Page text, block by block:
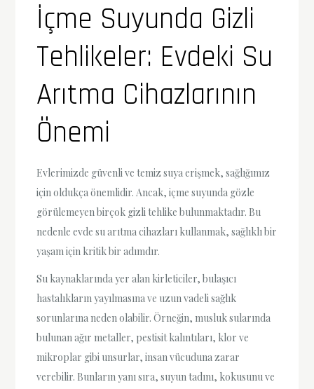
İçme Suyunda Gizli
Tehlikeler: Evdeki Su
Arıtma Cihazlarının
Önemi
Evlerimizde güvenli ve temiz suya erişmek, sağlığımız
için oldukça önemlidir. Ancak, içme suyunda gözle
görülemeyen birçok gizli tehlike bulunmaktadır. Bu
nedenle evde su arıtma cihazları kullanmak, sağlıklı bir
yaşam için kritik bir adımdır.
Su kaynaklarında yer alan kirleticiler, bulaşıcı
hastalıkların yayılmasına ve uzun vadeli sağlık
sorunlarına neden olabilir. Örneğin, musluk sularında
bulunan ağır metaller, pestisit kalıntıları, klor ve
mikroplar gibi unsurlar, insan vücuduna zarar
verebilir. Bunların yanı sıra, suyun tadını, kokusunu ve